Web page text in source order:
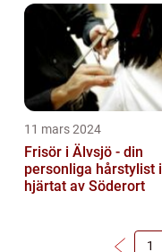
11 mars 2024
Frisör i Älvsjö - din
personliga hårstylist i
hjärtat av Söderort
1